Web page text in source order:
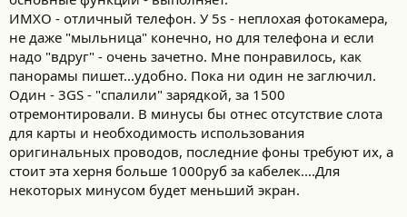
3.HTC (незнаю что это никогда небыло но многие хвалят)
В телефоне важно (удобство работы как телфона и фотокамера
боле-менее потому что фотоаппарат редко под рукой а
мобильный всегда) консультанты в сетях советуют новый
огрызок у него говорят камера отличная и работает он шустро
но как потом с заливкой фото на РС их же как с флешки потом
не перебросить нужно через программки и т.д..?
ИМХО - отличный телефон. У 5s - неплохая фотокамера,
не даже "мыльница" конечно, но для телефона и если
надо "вдруг" - очень зачетно. Мне понравилось, как
панорамы пишет...удобно. Пока ни один не заглючил.
Один - 3GS - "спалили" зарядкой, за 1500
отремонтировали. В минусы бы отнес отсутствие слота
для карты и необходимость использования
оригинальных проводов, последние фоны требуют их, а
стоит эта херня больше 1000руб за кабелек....Для
некоторых минусом будет меньший экран.